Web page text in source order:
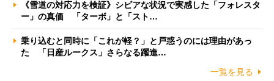
《雪道の対応力を検証》シビアな状況で実感した「フォレスタ
ー」の真価 「ターボ」と「スト…
乗り込むと同時に「これが軽？」と戸惑うのには理由があっ
た 「日産ルークス」さらなる躍進…
一覧を見る